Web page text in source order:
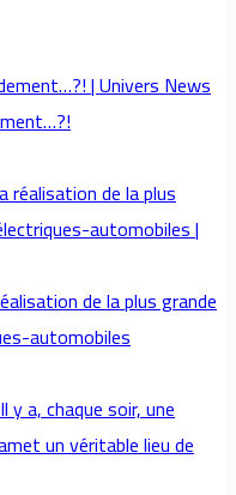
de la plus grande
automobiles